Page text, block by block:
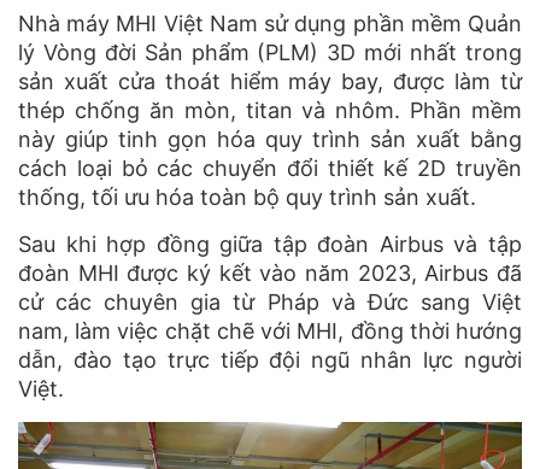
Nhà máy MHI Việt Nam sử dụng phần mềm Quản
lý Vòng đời Sản phẩm (PLM) 3D mới nhất trong
sản xuất cửa thoát hiểm máy bay, được làm từ
thép chống ăn mòn, titan và nhôm. Phần mềm
này giúp tinh gọn hóa quy trình sản xuất bằng
cách loại bỏ các chuyển đổi thiết kế 2D truyền
thống, tối ưu hóa toàn bộ quy trình sản xuất.
Sau khi hợp đồng giữa tập đoàn Airbus và tập
đoàn MHI được ký kết vào năm 2023, Airbus đã
cử các chuyên gia từ Pháp và Đức sang Việt
nam, làm việc chặt chẽ với MHI, đồng thời hướng
dẫn, đào tạo trực tiếp đội ngũ nhân lực người
Việt.